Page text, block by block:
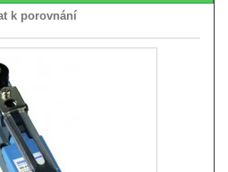
k porovnání